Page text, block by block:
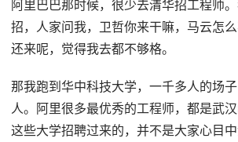
阿里巴巴那时候，很少去清华招工程师
招，人家问我，卫哲你来干嘛，马云怎
还来呢，觉得我去都不够格。
那我跑到华中科技大学，一千多人的场
人。阿里很多最优秀的工程师，都是武
这些大学招聘过来的，并不是大家心目